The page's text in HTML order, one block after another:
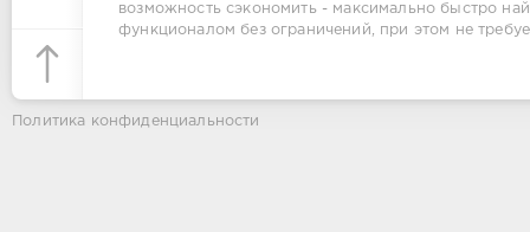
возможность сэкономить - максимально быстро
функционалом без ограничений, при этом не
Политика конфиденциальности